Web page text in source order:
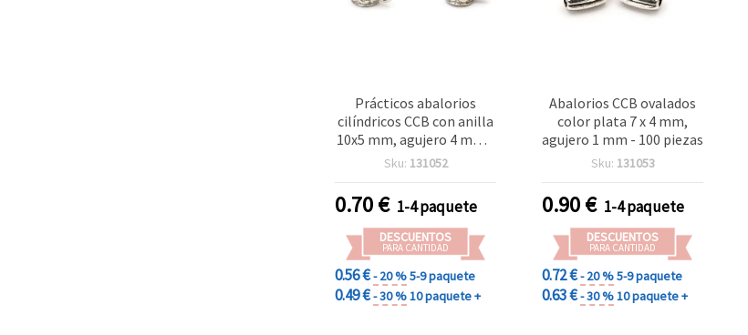
Prácticos abalorios
cilíndricos CCB con anilla
10x5 mm, agujero 4 mm –
color plata, 50 uds para
bisutería y manualidades
Sku: 131052
0.70€ 1-4 paquete
DESCUENTOS
PARA CANTIDAD
0.56 €- 20 %5-9 paquete
0.49 €- 30 %10 paquete +
Abalorios CCB ovalados
color plata 7 x 4 mm,
agujero 1 mm - 100 piezas
Sku: 131053
0.90€ 1-4 paquete
DESCUENTOS
PARA CANTIDAD
0.72 €- 20 %5-9 paquete
0.63 €- 30 %10 paquete +